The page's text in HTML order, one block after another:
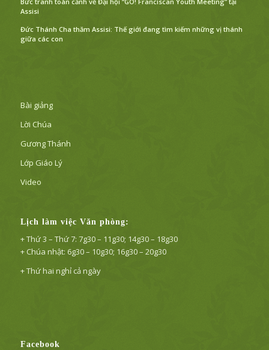
Assisi
Đức Thánh Cha thăm Assisi: Thế giới đang tìm kiếm những vị thánh
giữa các con
Bài giảng
Lời Chúa
Gương Thánh
Lớp Giáo Lý
Video
Lịch làm việc Văn phòng:
+ Thứ 3 – Thứ 7: 7g30 – 11g30; 14g30 – 18g30
+ Chúa nhật: 6g30 – 10g30; 16g30 – 20g30
+ Thứ hai nghỉ cả ngày
Facebook